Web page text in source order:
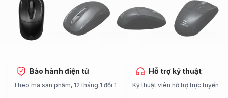
Bảo hành điện tử
Theo mã sản phẩm, 12 tháng 1 đổi 1
Hỗ trợ kỹ thuật
Kỹ thuật viên hỗ trợ trực tuyến